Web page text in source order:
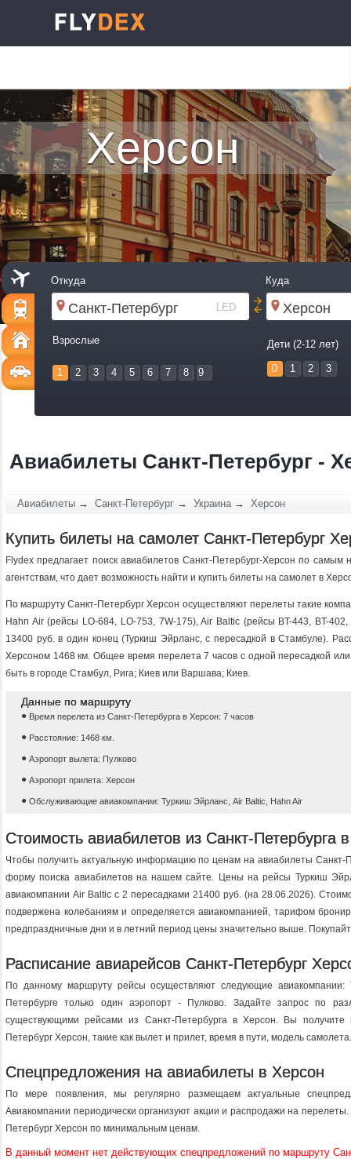
Херсон
Откуда Куда
LED
Взрослые
1 2 3 4 5 6 7 8 9
Дети (2-12 лет)
0 1 2 3
Авиабилеты Санкт-Петербург -
Авиабилеты → Санкт-Петербург → Украина → Херсон
Купить билеты на самолет Санкт-Петербург
Flydex предлагает поиск авиабилетов Санкт-Петербург-Херсон по
агентствам, что дает возможность найти и купить билеты на самолет в
По маршруту Санкт-Петербург Херсон осуществляют перелеты такие
Hahn Air (рейсы LO-684, LO-753, 7W-175), Air Baltic (рейсы BT-443, BT-
13400 руб. в один конец (Туркиш Эйрланс, с пересадкой в Стамбуле).
Херсоном 1468 км. Общее время перелета 7 часов c одной пересадкой
быть в городе Стамбул, Рига; Киев или Варшава; Киев.
Данные по маршруту
Время перелета из Санкт-Петербурга в Херсон: 7 часов
Расстояние: 1468 км.
Аэропорт вылета: Пулково
Аэропорт прилета: Херсон
Обслуживающие авиакомпании: Туркиш Эйрланс, Air Baltic, Hahn Air
Стоимость авиабилетов из Санкт-Петербурга
Чтобы получить актуальную информацию по ценам на авиабилеты Санкт-
форму поиска авиабилетов на нашем сайте. Цены на рейсы Туркиш
авиакомпании Air Baltic c 2 пересадками 21400 руб. (на 28.06.2026).
подвержена колебаниям и определяется авиакомпанией, тарифом
предпраздничные дни и в летний период цены значительно выше.
Расписание авиарейсов Санкт-Петербург
По данному маршруту рейсы осуществляют следующие
Петербурге только один аэропорт - Пулково. Задайте запрос по
существующими рейсами из Санкт-Петербурга в Херсон. Вы
Петербург Херсон, такие как вылет и прилет, время в пути, модель самолета.
Спецпредложения на авиабилеты в Херсон
По мере появления, мы регулярно размещаем актуальные
Авиакомпании периодически организуют акции и распродажи на
Петербург Херсон по минимальным ценам.
В данный момент нет действующих спецпредложений по маршруту